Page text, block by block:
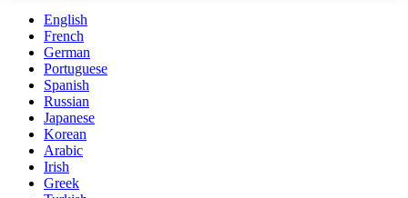
English
French
German
Portuguese
Spanish
Russian
Japanese
Korean
Arabic
Irish
Greek